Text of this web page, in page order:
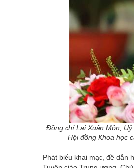
Đồng chí Lại Xuân Môn,
Hội đồng Khoa học
Phát biểu khai mạc, đề dẫn